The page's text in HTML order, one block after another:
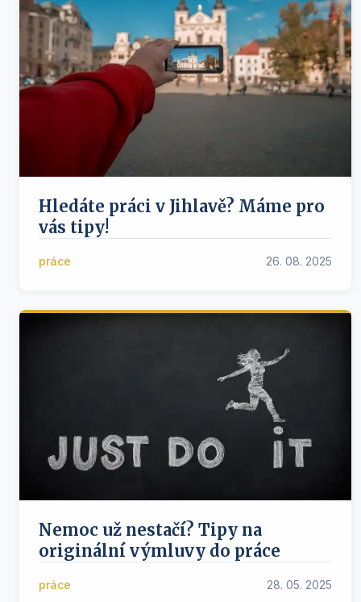
Hledáte práci v Jihlavě? Máme pro
vás tipy!
práce 26. 08. 2025
Nemoc už nestačí? Tipy na
originální výmluvy do práce
práce 28. 05. 2025